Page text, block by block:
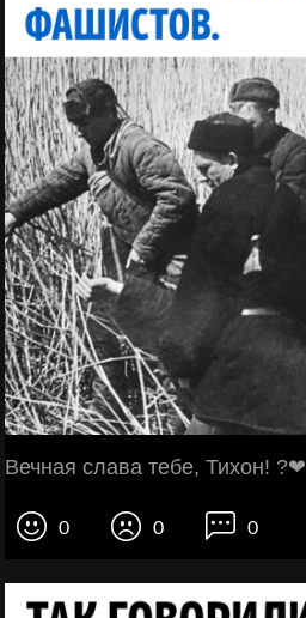
Вечная слава тебе, Тихон! ?❤
0 0 0